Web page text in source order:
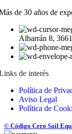
de 30 años de
Albarrán 8,
de interés
Política de
Aviso Legal
Política de
© Código Cero Sail